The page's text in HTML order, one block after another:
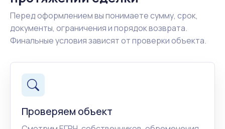
Перед оформлением вы понимаете сумму, срок,
документы, ограничения и порядок возврата.
Финальные условия зависят от проверки объекта.
Проверяем объект